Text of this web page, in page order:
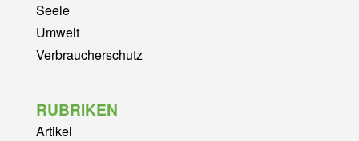
Seele
Umwelt
Verbraucherschutz
RUBRIKEN
Artikel